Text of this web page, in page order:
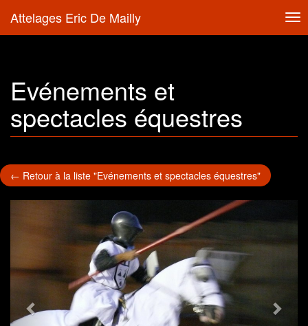
Attelages Eric De Mailly
Evénements et
spectacles équestres
← Retour à la liste "Evénements et spectacles équestres"